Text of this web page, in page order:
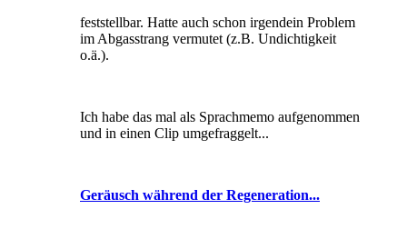
feststellbar. Hatte auch schon irgendein Problem
im Abgasstrang vermutet (z.B. Undichtigkeit
o.ä.).
Ich habe das mal als Sprachmemo aufgenommen
und in einen Clip umgefraggelt...
Geräusch während der Regeneration...